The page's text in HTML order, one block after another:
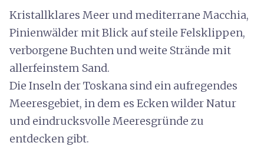
Kristallklares Meer und mediterrane Macchia,
Pinienwälder mit Blick auf steile Felsklippen,
verborgene Buchten und weite Strände mit
allerfeinstem Sand.
Die Inseln der Toskana sind ein aufregendes
Meeresgebiet, in dem es Ecken wilder Natur
und eindrucksvolle Meeresgründe zu
entdecken gibt.